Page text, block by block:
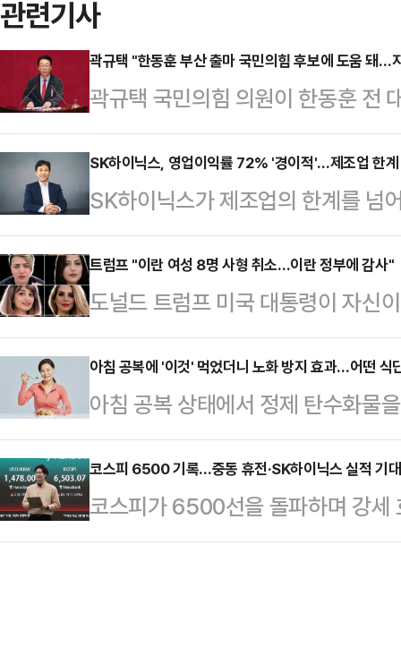
관련기사
곽규택 "한동훈 부산 출마 국민의힘 후보에 도움 돼…
곽규택 국민의힘 의원이 한동훈 전
"(한 전 대표의 출마가) 지방선거에
다"고 말했다.곽규택 의원은 23일
출마 관련 질문을 받고 "한 전 대표
의 대립각 또 이재명정부에 대한 비
선거에 대한 관심도가 올라갈 것"
형준 후보에게도 좀 긍정적인 효과
다"며 "(한 …
SK하이닉스, 영업이익률 72% '경이적'…제조업 한
SK하이닉스가 제조업의 한계를 넘
한국 기업의 역사를 새로 썼다. 전
기조 속에서 매출과 영업이익 모두
23일 올해 1분기 경영실적으로 매
6103억원, 순이익 40조3459억원
기준 사상 최대 실적이다. 특히 영
업의 수익성 지표인
디…
트럼프 "이란 여성 8명 사형 취소…이란 정부에 감사"
도널드 트럼프 미국 대통령이 자신
가 이뤄졌다면서 이란 정부에 감사
프 대통령은 22일(현지시간) 소셜
부가 내 요청을 받아들여 여성 8명
즉시 석방될 것이고 4명은 징역 1
면서 “이란과 그 지도자들이 미국
됐던 처형을 취소했다. 매우 감사하
8명의 여성을…
아침 공복에 '이것' 먹었더니 노화 방지 효과…어떤 식
아침 공복 상태에서 정제 탄수화물
아침 식사에서는 탄수화물을 줄이
는 게 좋다.아침에 먹는 사과는 '금'
으면 비교적 소화가 빠르게 이루어
되는 느낌을 받을 수 있다.과일에는
코스피 6500 기록…중동 휴전·SK하이닉스 실적 기
코스피가 6500선을 돌파하며 강세
장 완화 기대와 SK하이닉스의 올해